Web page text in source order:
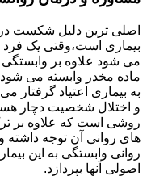
اصلی ترین دلیل شکست در
بیماری است،وقتی یک
می شود علاوه بر
ماده مخدر وابسته می
به بیماری اعتیاد گرفتار
و اختلال شخصیت دچار
روشی است که علاوه بر
های روانی آن توجه داشته
روانی وابستگی به این
اصولی آنها بپردازد.